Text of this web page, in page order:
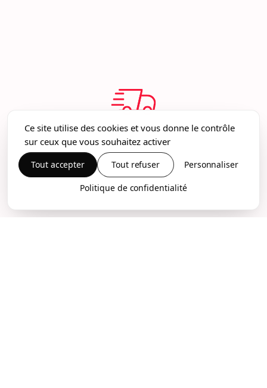
Ce site utilise des cookies et vous donne le contrôle
sur ceux que vous souhaitez activer
Tout accepter Tout refuser Personnaliser
Politique de confidentialité